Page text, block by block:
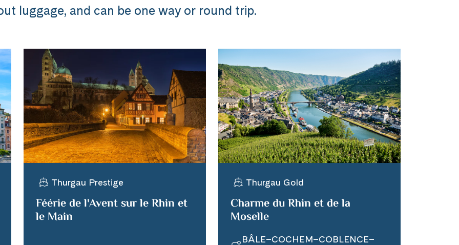
Messenger
WhatsApp
per E-Mail senden
does not exist in
###
luggage, and can be one way or round trip.
Thurgau Prestige
Féérie de l'Avent sur le Rhin et
le Main
Thurgau Gold
Charme du Rhin et de la
Moselle
BÂLE–COCHEM–COBLENCE–